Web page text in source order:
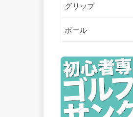
グリップ
ボール